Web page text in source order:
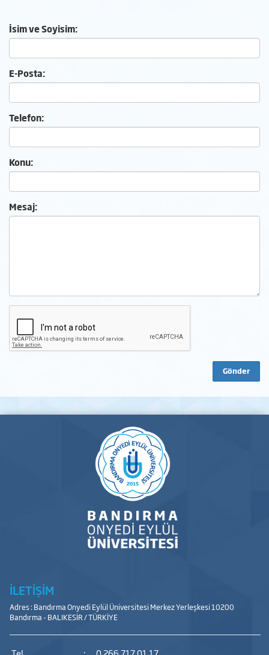
İsim ve Soyisim:
E-Posta:
Telefon:
Konu:
Mesaj:
İLETİŞİM
Adres : Bandırma Onyedi Eylül Üniversitesi Merkez Yerleşkesi 10200
Bandırma - BALIKESİR / TÜRKİYE